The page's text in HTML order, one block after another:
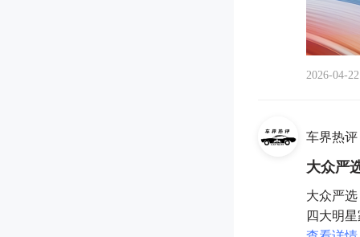
2026-04-22
车界热评
大众严
大众严
四大明